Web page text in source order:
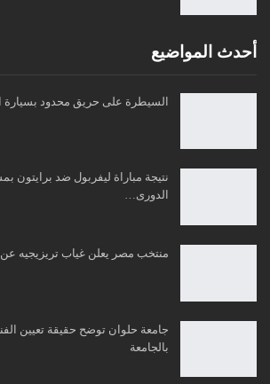
أحدث المواضيع
السيطرة على حريق محدود بسيارة
نتيجة مباراة ليفربول ضد برايتون
الدورى…
منتخب مصر يعلن غياب تريزيجيه
جامعة حلوان توضح حقيقة تعيين
بالجامعة